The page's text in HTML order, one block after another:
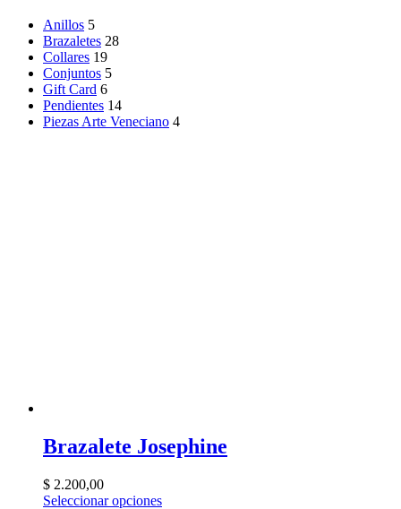
Anillos 5
Brazaletes 28
Collares 19
Conjuntos 5
Gift Card 6
Pendientes 14
Piezas Arte Veneciano 4
Brazalete Josephine
$ 2.200,00
Seleccionar opciones